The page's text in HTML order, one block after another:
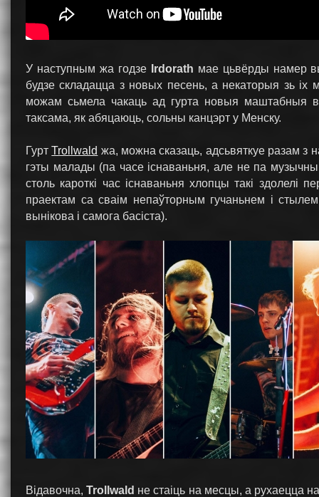
У наступным жа годзе Irdorath мае цьвёрды намер
будзе складацца з новых песень, а некаторыя зь
можам сьмела чакаць ад гурта новыя маштабныя
таксама, як абяцаюць, сольны канцэрт у Менску.
ГуртTrollwald жа, можна сказаць, адсьвяткуе разам з
гэты малады (па часе існаваньня, але не па
столь кароткі час існаваньня хлопцы такі
праектам са сваім непаўторным гучаньнем і
вынікова і самога басіста).
Відавочна,Trollwald не стаіць на месцы, а рухаецца